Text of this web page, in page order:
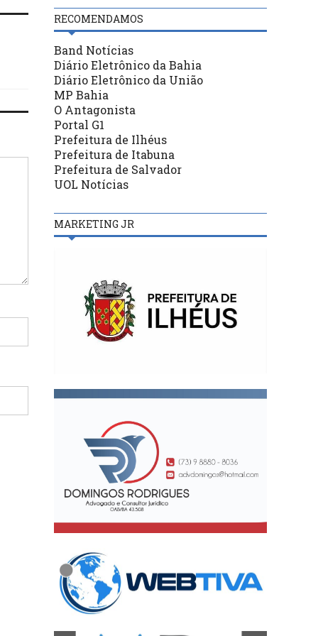
RECOMENDAMOS
Band Notícias
Diário Eletrônico da Bahia
Diário Eletrônico da União
MP Bahia
O Antagonista
Portal G1
Prefeitura de Ilhéus
Prefeitura de Itabuna
Prefeitura de Salvador
UOL Notícias
MARKETING JR